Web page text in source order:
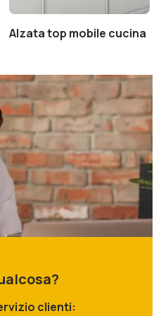
Alzata top mobile cucina
clienti: